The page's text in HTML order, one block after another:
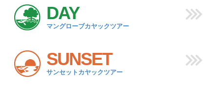
DAY
マングローブカヤックツアー
SUNSET
サンセットカヤックツアー